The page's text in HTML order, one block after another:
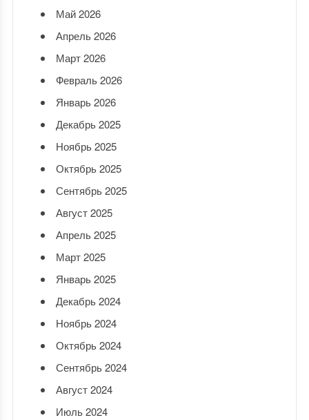
Май 2026
Апрель 2026
Март 2026
Февраль 2026
Январь 2026
Декабрь 2025
Ноябрь 2025
Октябрь 2025
Сентябрь 2025
Август 2025
Апрель 2025
Март 2025
Январь 2025
Декабрь 2024
Ноябрь 2024
Октябрь 2024
Сентябрь 2024
Август 2024
Июль 2024